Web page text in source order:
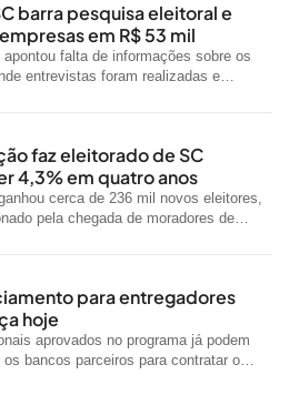
barra pesquisa eleitoral e
em R$ 53 mil
apontou falta de informações sobre os
entrevistas foram realizadas e
faz eleitorado de SC
4,3% em quatro anos
cerca de 236 mil novos eleitores,
pela chegada de moradores de
para entregadores
hoje
aprovados no programa já podem
os bancos parceiros para contratar o